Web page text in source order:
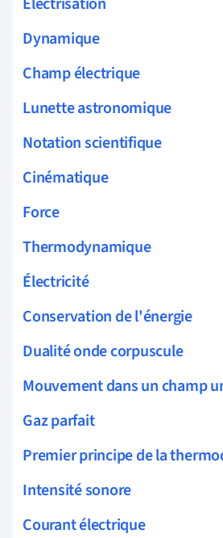
Dynamique
Champ électrique
Lunette astronomique
Notation scientifique
Cinématique
Force
Thermodynamique
Électricité
Conservation de l'énergie
Dualité onde corpuscule
Mouvement dans un champ
Gaz parfait
Premier principe de la
Intensité sonore
Courant électrique